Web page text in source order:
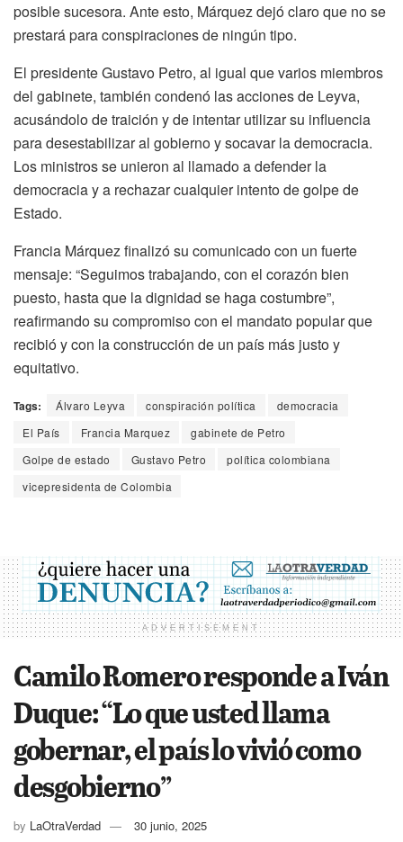
posible sucesora. Ante esto, Márquez dejó claro que no se
prestará para conspiraciones de ningún tipo.
El presidente Gustavo Petro, al igual que varios miembros
del gabinete, también condenó las acciones de Leyva,
acusándolo de traición y de intentar utilizar su influencia
para desestabilizar al gobierno y socavar la democracia.
Los ministros se unieron al llamado a defender la
democracia y a rechazar cualquier intento de golpe de
Estado.
Francia Márquez finalizó su comunicado con un fuerte
mensaje: “Seguimos trabajando, con el corazón bien
puesto, hasta que la dignidad se haga costumbre”,
reafirmando su compromiso con el mandato popular que
recibió y con la construcción de un país más justo y
equitativo.
Tags: Álvaro Leyva conspiración política
democracia
El País
Francia Marquez
gabinete de Petro
Golpe de estado
Gustavo Petro
política colombiana
vicepresidenta de Colombia
ADVERTISEMENT
Camilo Romero responde a Iván
Duque: “Lo que usted llama
gobernar, el país lo vivió como
desgobierno”
by LaOtraVerdad 30 junio, 2025